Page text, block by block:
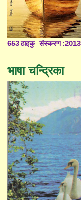
653 हाइकु -संस्करण :2013
भाषा चन्द्रिका